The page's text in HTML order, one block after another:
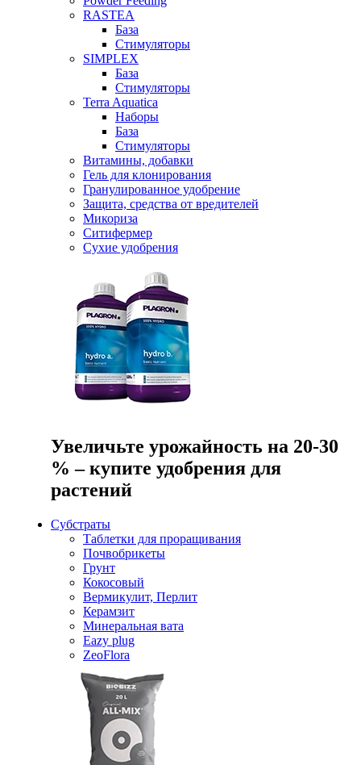
RASTEA
База
Стимуляторы
SIMPLEX
База
Стимуляторы
Terra Aquatica
Наборы
База
Стимуляторы
Витамины, добавки
Гель для клонирования
Гранулированное удобрение
Защита, средства от вредителей
Микориза
Ситифермер
Сухие удобрения
Увеличьте урожайность на 20-30
% – купите удобрения для
растений
Субстраты
Таблетки для проращивания
Почвобрикеты
Грунт
Кокосовый
Вермикулит, Перлит
Керамзит
Минеральная вата
Eazy plug
ZeoFlora